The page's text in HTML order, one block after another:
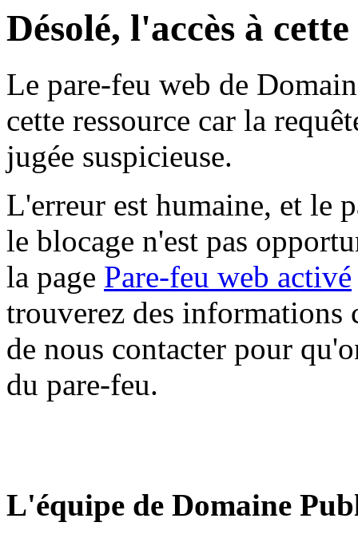
Désolé, l'accès à
Le pare-feu web de
cette ressource car la
jugée suspicieuse.
L'erreur est humaine, et le
le blocage n'est pas
la page Pare-feu web activé
trouverez des informations
de nous contacter pour
du pare-feu.
L'équipe de Domaine